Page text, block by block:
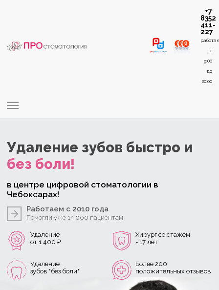
+7
8352
411-
227
c
9:00
до
20:00
Удаление зубов быстро и
без боли!
в центре цифровой стоматологии в
Чебоксарах!
Работаем с 2010 года
Помогли уже 14 000 пациентам
Удаление
от 1 400 ₽
Хирург со стажем
- 17 лет
Удаление
зубов "без боли"
Более 200
положительных отзывов